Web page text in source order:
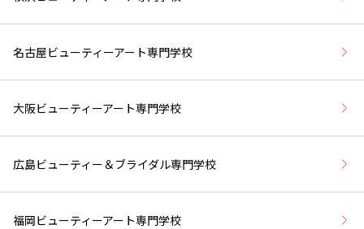
名古屋ビューティーアート専門学校
大阪ビューティーアート専門学校
広島ビューティー＆ブライダル専門学校
福岡ビューティーアート専門学校